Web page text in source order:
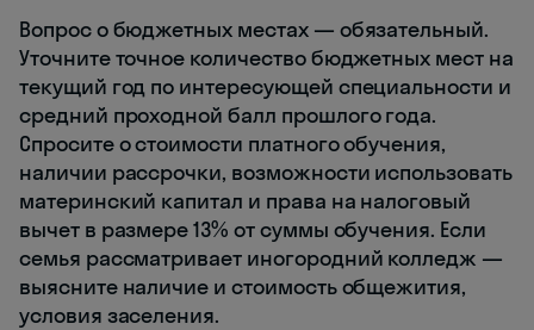
Вопрос о бюджетных местах — обязательный.
Уточните точное количество бюджетных мест на
текущий год по интересующей специальности и
средний проходной балл прошлого года.
Спросите о стоимости платного обучения,
наличии рассрочки, возможности использовать
материнский капитал и права на налоговый
вычет в размере 13% от суммы обучения. Если
семья рассматривает иногородний колледж —
выясните наличие и стоимость общежития,
условия заселения.